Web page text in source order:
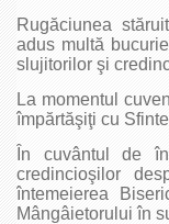
Rugăciunea
adus multă
slujitorilor şi
La momentul
împărtăşiţi cu
În cuvântul de
credincioşilor
întemeierea
Mângâietorului în